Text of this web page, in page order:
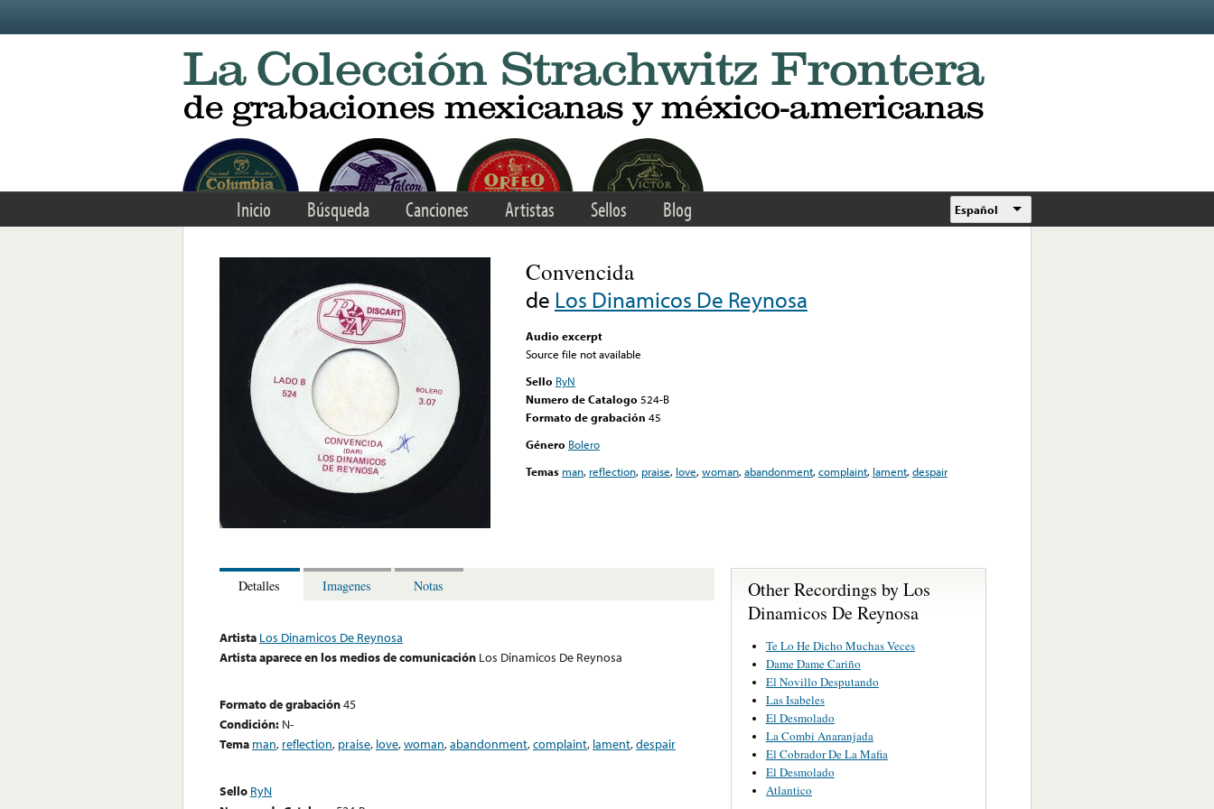
Inicio Búsqueda Canciones Artistas Sellos Blog Español
Convencida
de Los Dinamicos De Reynosa
Audio excerpt
Source file not available
Sello RyN
Numero de Catalogo 524-B
Formato de grabación 45
Género Bolero
Temas man, reflection, praise, love,woman,abandonment,complaint, lament,despair
Detalles Imagenes Notas
Artista Los Dinamicos De Reynosa
Artista aparece en los medios de comunicación Los Dinamicos De Reynosa
Formato de grabación45
Condición: N-
Tema man, reflection, praise, love,woman,abandonment,complaint, lament,despair
Sello RyN
Other Recordings by Los
Dinamicos De Reynosa
Te Lo He Dicho Muchas Veces
Dame Dame Cariño
El Novillo Desputando
Las Isabeles
El Desmolado
La Combi Anaranjada
El Cobrador De La Mafia
El Desmolado
Atlantico